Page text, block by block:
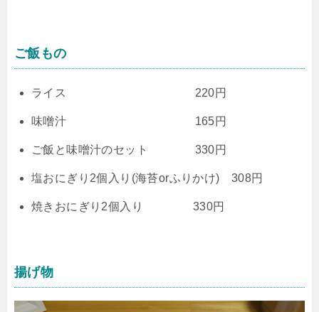
ご飯もの
ライス 220円
味噌汁 165円
ご飯と味噌汁のセット 330円
塩おにぎり2個入り(海苔orふりかけ) 308円
焼きおにぎり2個入り 330円
揚げ物